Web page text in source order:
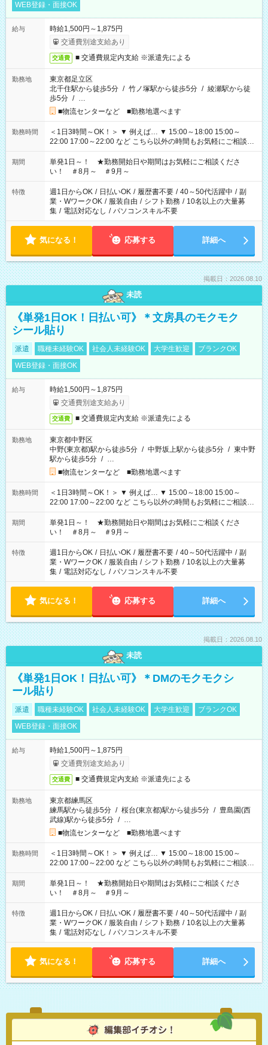
WEB登録・面接OK
給与
時給1,500円～1,875円
交通費別途支給あり
交通費 ■ 交通費規定内支給 ※派遣先による
勤務地
東京都足立区
北千住駅から徒歩5分 / 竹ノ塚駅から徒歩5分 / 綾瀬駅から徒
歩5分 / …
■物流センターなど ■勤務地選べます
勤務時間
＜1日3時間～OK！＞ ▼ 例えば… ▼ 15:00～18:00 15:00～
22:00 17:00～22:00 など こちら以外の時間もお気軽にご相談く
ださい！
期間
単発1日～！ ★勤務開始日や期間はお気軽にご相談くださ
い！ ＃8月～ ＃9月～
特徴 週1日からOK / 日払いOK / 履歴書不要 / 40～50代活躍中 / 副
業・WワークOK / 服装自由 / シフト勤務 / 10名以上の大量募
集 / 電話対応なし / パソコンスキル不要
気になる！ 応募する 詳細へ
掲載日：2026.08.10
未読
《単発1日OK！日払い可》＊文房具のモクモク
シール貼り
派遣 職種未経験OK 社会人未経験OK 大学生歓迎
ブランクOK
WEB登録・面接OK
給与
時給1,500円～1,875円
交通費別途支給あり
交通費 ■ 交通費規定内支給 ※派遣先による
勤務地
東京都中野区
中野(東京都)駅から徒歩5分 / 中野坂上駅から徒歩5分 / 東中野
駅から徒歩5分 / …
■物流センターなど ■勤務地選べます
勤務時間
＜1日3時間～OK！＞ ▼ 例えば… ▼ 15:00～18:00 15:00～
22:00 17:00～22:00 など こちら以外の時間もお気軽にご相談く
ださい！
期間
単発1日～！ ★勤務開始日や期間はお気軽にご相談くださ
い！ ＃8月～ ＃9月～
特徴 週1日からOK / 日払いOK / 履歴書不要 / 40～50代活躍中 / 副
業・WワークOK / 服装自由 / シフト勤務 / 10名以上の大量募
集 / 電話対応なし / パソコンスキル不要
気になる！ 応募する 詳細へ
掲載日：2026.08.10
未読
《単発1日OK！日払い可》＊DMのモクモクシ
ール貼り
派遣 職種未経験OK 社会人未経験OK 大学生歓迎
ブランクOK
WEB登録・面接OK
給与
時給1,500円～1,875円
交通費別途支給あり
交通費 ■ 交通費規定内支給 ※派遣先による
勤務地
東京都練馬区
練馬駅から徒歩5分 / 桜台(東京都)駅から徒歩5分 / 豊島園(西
武線)駅から徒歩5分 / …
■物流センターなど ■勤務地選べます
勤務時間
＜1日3時間～OK！＞ ▼ 例えば… ▼ 15:00～18:00 15:00～
22:00 17:00～22:00 など こちら以外の時間もお気軽にご相談く
ださい！
期間
単発1日～！ ★勤務開始日や期間はお気軽にご相談くださ
い！ ＃8月～ ＃9月～
特徴 週1日からOK / 日払いOK / 履歴書不要 / 40～50代活躍中 / 副
業・WワークOK / 服装自由 / シフト勤務 / 10名以上の大量募
集 / 電話対応なし / パソコンスキル不要
気になる！ 応募する 詳細へ